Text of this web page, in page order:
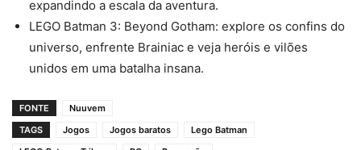
expandindo a escala da aventura.
LEGO Batman 3: Beyond Gotham: explore os confins do
universo, enfrente Brainiac e veja heróis e vilões
unidos em uma batalha insana.
FONTE
Nuuvem
TAGS
Jogos Jogos baratos
Lego Batman